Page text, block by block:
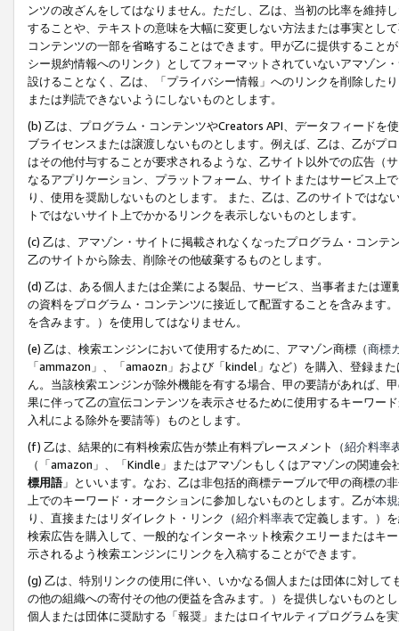
ンツの改ざんをしてはなりません。ただし、乙は、当初の比率を維持
することや、テキストの意味を大幅に変更しない方法または事実とし
コンテンツの一部を省略することはできます。甲が乙に提供すること
シー規約情報へのリンク）としてフォーマットされていないアマゾン
設けることなく、乙は、「プライバシー情報」へのリンクを削除した
または判読できないようにしないものとします。
(b) 乙は、プログラム・コンテンツやCreators API、データフィード
ブライセンスまたは譲渡しないものとします。例えば、乙は、乙がプ
はその他付与することが要求されるような、乙サイト以外での広告（
なるアプリケーション、プラットフォーム、サイトまたはサービス上
り、使用を奨励しないものとします。 また、乙は、乙のサイトでは
トではないサイト上でかかるリンクを表示しないものとします。
(c) 乙は、アマゾン・サイトに掲載されなくなったプログラム・コン
乙のサイトから除去、削除その他破棄するものとします。
(d) 乙は、ある個人または企業による製品、サービス、当事者または
の資料をプログラム・コンテンツに接近して配置することを含みます
を含みます。）を使用してはなりません。
(e) 乙は、検索エンジンにおいて使用するために、アマゾン商標（商標
「ammazon」、「amaozn」および「kindel」など）を購入、登録ま
ん。当該検索エンジンが除外機能を有する場合、甲の要請があれば、
果に伴って乙の宣伝コンテンツを表示させるために使用するキーワー
入札による除外を要請等）ものとします。
(f) 乙は、結果的に有料検索広告が禁止有料プレースメント（紹介料率
（「amazon」、「Kindle」またはアマゾンもしくはアマゾンの関連
標用語」といいます。なお、乙は非包括的商標テーブルで甲の商標の
上でのキーワード・オークションに参加しないものとします。乙が本
り、直接またはリダイレクト・リンク（紹介料率表で定義します。）
検索広告を購入して、一般的なインターネット検索クエリーまたはキ
示されるよう検索エンジンにリンクを入稿することができます。
(g) 乙は、特別リンクの使用に伴い、いかなる個人または団体に対し
の他の組織への寄付その他の便益を含みます。）を提供しないものと
個人または団体に奨励する「報奨」またはロイヤルティプログラムを